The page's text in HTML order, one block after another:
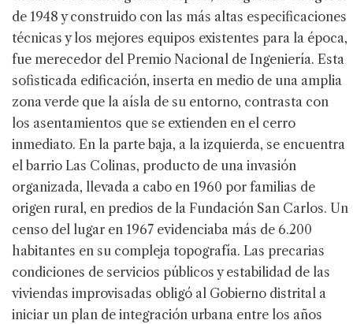
de 1948 y construido con las más altas especificaciones
técnicas y los mejores equipos existentes para la época,
fue merecedor del Premio Nacional de Ingeniería. Esta
sofisticada edificación, inserta en medio de una amplia
zona verde que la aísla de su entorno, contrasta con
los asentamientos que se extienden en el cerro
inmediato. En la parte baja, a la izquierda, se encuentra
el barrio Las Colinas, producto de una invasión
organizada, llevada a cabo en 1960 por familias de
origen rural, en predios de la Fundación San Carlos. Un
censo del lugar en 1967 evidenciaba más de 6.200
habitantes en su compleja topografía. Las precarias
condiciones de servicios públicos y estabilidad de las
viviendas improvisadas obligó al Gobierno distrital a
iniciar un plan de integración urbana entre los años